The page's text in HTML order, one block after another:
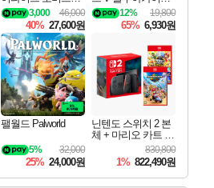
이브 Solo Leveling A
rise
46,000
3,000
40% 27,600원
팩 DJMAX RESPE
CT V Blue Archive P
ack DLC
19,800
12%
65% 6,930원
팰월드 Palworld
32,000
5%
25% 24,000원
닌텐도 스위치 2 본
체 + 마리오 카트 월
드 + 슈퍼 마리오 파
티 잼버리 닌텐도
스위치 2 에디션 +
잼버리 TV 번들
830,800
1% 822,490원